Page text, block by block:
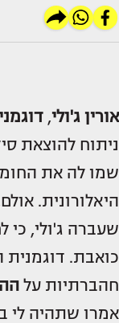
אורין ג'ולי,
ניתוח להוצאת
שמו לה את
היאלורונית.
שעברה ג'ולי, כי
כואבת.
חהברתיות על
אמרו שתהיה לי